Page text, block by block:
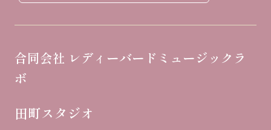
合同会社 レディーバードミュージックラ
ボ
田町スタジオ